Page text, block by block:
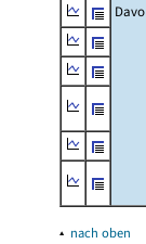
▴ nach oben